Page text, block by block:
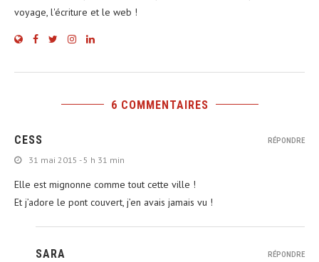
voyage, l'écriture et le web !
6 COMMENTAIRES
CESS
31 mai 2015 - 5 h 31 min
Elle est mignonne comme tout cette ville !
Et j’adore le pont couvert, j’en avais jamais vu !
RÉPONDRE
SARA RÉPONDRE